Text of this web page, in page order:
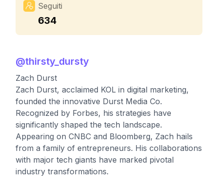
Seguiti
634
@thirsty_dursty
Zach Durst
Zach Durst, acclaimed KOL in digital marketing,
founded the innovative Durst Media Co.
Recognized by Forbes, his strategies have
significantly shaped the tech landscape.
Appearing on CNBC and Bloomberg, Zach hails
from a family of entrepreneurs. His collaborations
with major tech giants have marked pivotal
industry transformations.